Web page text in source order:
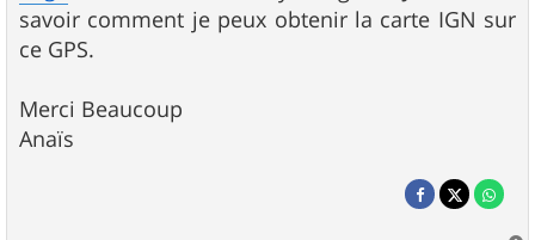
savoir comment je peux obtenir la carte IGN sur
ce GPS.
Merci Beaucoup
Anaïs